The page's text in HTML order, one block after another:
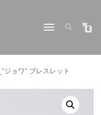
ナ
ョ
0
ジョワ” ブレスレット